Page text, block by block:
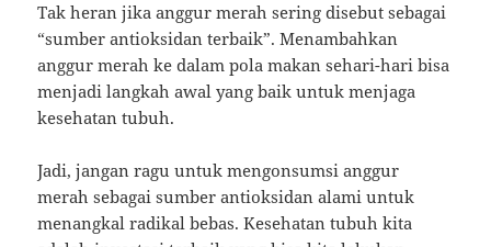
Tak heran jika anggur merah sering disebut sebagai
“sumber antioksidan terbaik”. Menambahkan
anggur merah ke dalam pola makan sehari-hari bisa
menjadi langkah awal yang baik untuk menjaga
kesehatan tubuh.
Jadi, jangan ragu untuk mengonsumsi anggur
merah sebagai sumber antioksidan alami untuk
menangkal radikal bebas. Kesehatan tubuh kita